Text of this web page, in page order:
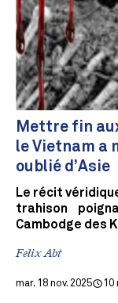
Mettre fin
le Vietnam a
oublié d’Asie
Le récit
trahison
Cambodge des
Felix Abt
mar. 18 nov. 2025 10